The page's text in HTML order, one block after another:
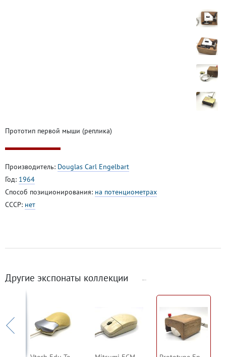
Прототип первой мыши (реплика)
Производитель: Douglas Carl Engelbart
Год: 1964
Способ позиционирования: на потенциометрах
СССР: нет
Другие экспонаты коллекции ←